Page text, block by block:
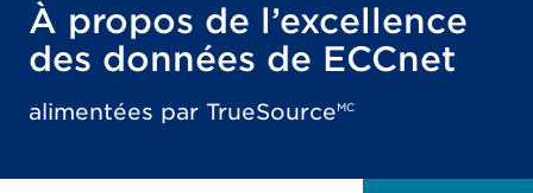
À propos de l’excellence
des données de ECCnet
alimentées par TrueSourceMC